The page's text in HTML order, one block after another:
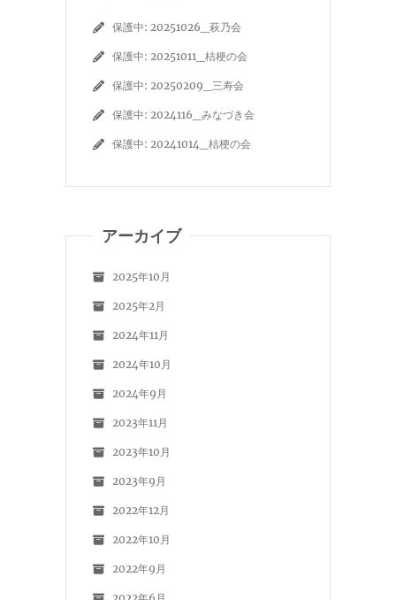
保護中: 20251026_萩乃会
保護中: 20251011_桔梗の会
保護中: 20250209_三寿会
保護中: 2024116_みなづき会
保護中: 20241014_桔梗の会
アーカイブ
2025年10月
2025年2月
2024年11月
2024年10月
2024年9月
2023年11月
2023年10月
2023年9月
2022年12月
2022年10月
2022年9月